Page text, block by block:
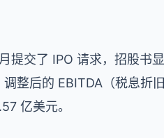
提交了 IPO 请求，招股书显
整后的 EBITDA（税息折旧
亿美元。